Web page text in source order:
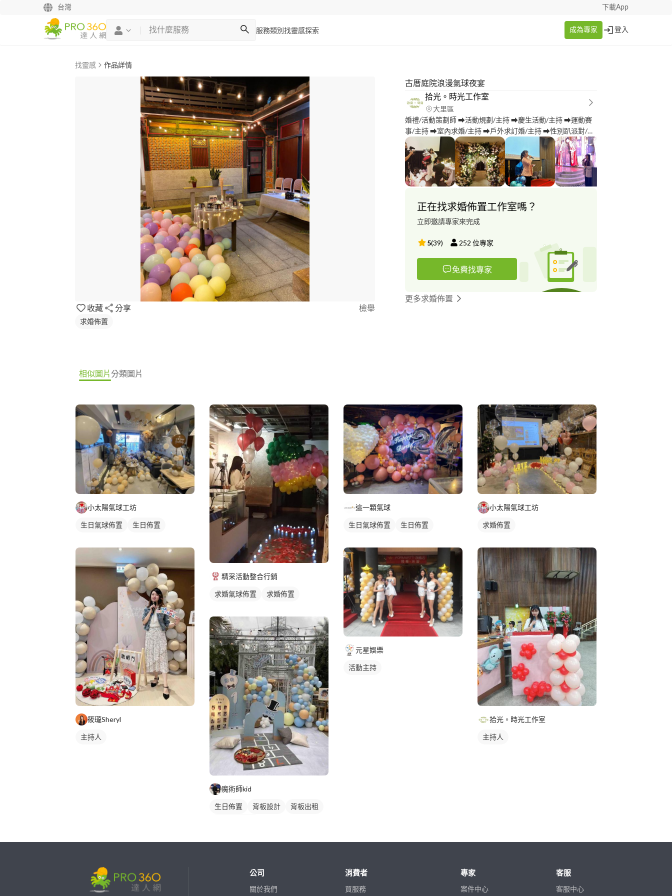
台灣 下載App
服務類別 找靈感探索 成為專家 登入
找靈感 作品詳情
收藏 分享 檢舉
求婚佈置
古厝庭院浪漫氣球夜宴
拾光。時光工作室
大里區
婚禮/活動策劃師 ➡活動規劃/主持 ➡慶生活動/主持 ➡運動賽
事/主持 ➡室內求婚/主持 ➡戶外求訂婚/主持 ➡性別趴派對/主
持 ➡見面會籌辦/主持 ➡春酒/尾牙/婚禮主持
正在找求婚佈置工作室嗎？
立即邀請專家來完成
5(39) 252 位專家
免費找專家
更多求婚佈置
相似圖片分類圖片
小太陽氣球工坊
生日氣球佈置 生日佈置
筱瓏Sheryl
主持人
精采活動整合行銷
求婚氣球佈置 求婚佈置
魔術師kid
生日佈置 背板設計
背板出租
這一顆氣球
生日氣球佈置 生日佈置
元星娛樂
活動主持
小太陽氣球工坊
求婚佈置
拾光。時光工作室
主持人
公司
關於我們
消費者
買服務
專家
案件中心
客服
客服中心